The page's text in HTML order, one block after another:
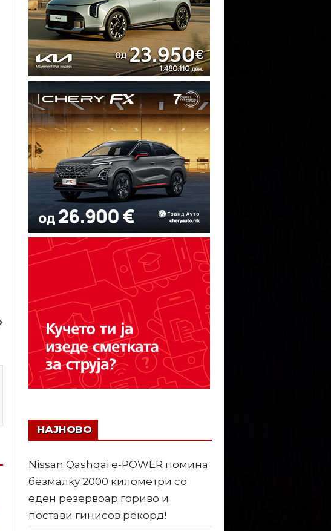
НАЈНОВО
Nissan Qashqai e-POWER помина
безмалку 2000 километри со
еден резервоар гориво и
постави гинисов рекорд!